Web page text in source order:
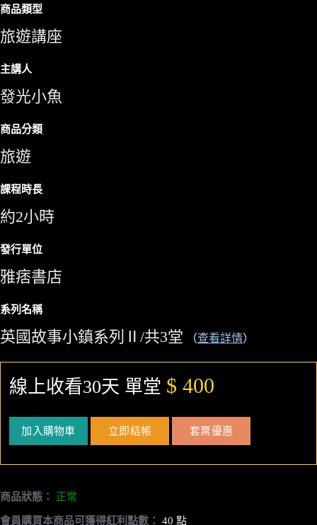
商品類型
旅遊講座
主講人
發光小魚
商品分類
旅遊
課程時長
約2小時
發行單位
雅痞書店
系列名稱
英國故事小鎮系列Ⅱ/共3堂 （查看詳情）
線上收看30天 單堂 $ 400
加入購物車 立即結帳 套票優惠
商品狀態： 正常
會員購買本商品可獲得紅利點數： 40 點